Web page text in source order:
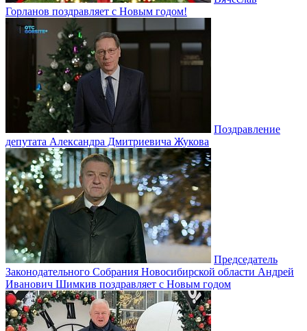
Горланов поздравляет с Новым годом!
Поздравление
депутата Александра Дмитриевича Жукова
Председатель
Законодательного Собрания Новосибирской области Андрей
Иванович Шимкив поздравляет с Новым годом